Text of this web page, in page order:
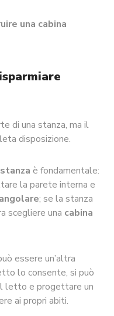
una cabina
di una stanza, ma il
disposizione.
è fondamentale:
la parete interna e
; se la stanza
scegliere una cabina
essere un’altra
lo consente, si può
letto e progettare un
ai propri abiti.